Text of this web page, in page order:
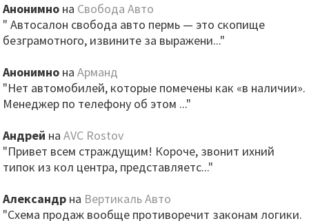
Анонимно на Свобода Авто
" Автосалон свобода авто пермь — это скопище
безграмотного, извините за выражени..."
Анонимно наАрманд
"Нет автомобилей, которые помечены как «в наличии».
Менеджер по телефону об этом ..."
Андрей наAVC Rostov
"Привет всем страждущим! Короче, звонит ихний
типок из кол центра, представляетс..."
Александр на Вертикаль Авто
"Схема продаж вообще противоречит законам логики.